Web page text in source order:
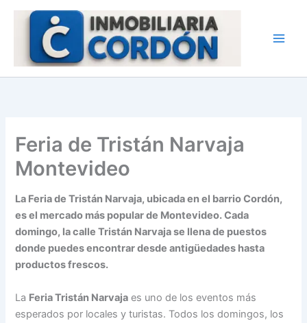
contenido
Feria de Tristán Narvaja
Montevideo
La Feria de Tristán Narvaja, ubicada en el barrio Cordón,
es el mercado más popular de Montevideo. Cada
domingo, la calle Tristán Narvaja se llena de puestos
donde puedes encontrar desde antigüedades hasta
productos frescos.
La Feria Tristán Narvaja es uno de los eventos más
esperados por locales y turistas. Todos los domingos, los